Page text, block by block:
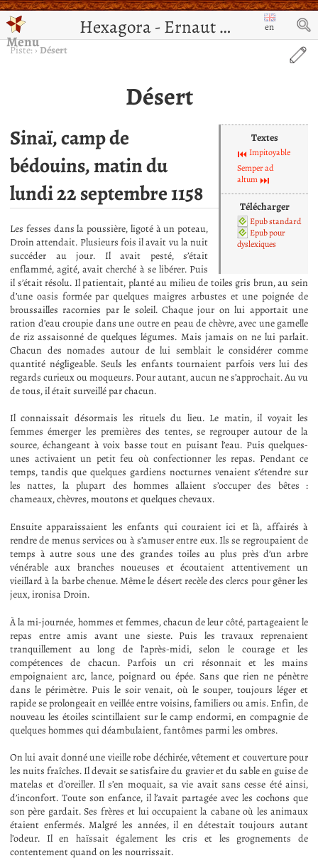
Hexagora - Ernaut de Jérusalem
Menu
en
Piste:›Désert
Désert
Textes
Impitoyable
Semper ad
altum
Télécharger
Epub standard
Epub pour
dyslexiques
Sinaï, camp de
bédouins, matin du
lundi 22 septembre 1158
Les fesses dans la poussière, ligoté à un poteau,
Droin attendait. Plusieurs fois il avait vu la nuit
succéder au jour. Il avait pesté, s’était
enflammé, agité, avait cherché à se libérer. Puis
il s’était résolu. Il patientait, planté au milieu de toiles gris brun, au sein
d’une oasis formée par quelques maigres arbustes et une poignée de
broussailles racornies par le soleil. Chaque jour on lui apportait une
ration d’eau croupie dans une outre en peau de chèvre, avec une gamelle
de riz assaisonné de quelques légumes. Mais jamais on ne lui parlait.
Chacun des nomades autour de lui semblait le considérer comme
quantité négligeable. Seuls les enfants tournaient parfois vers lui des
regards curieux ou moqueurs. Pour autant, aucun ne s’approchait. Au vu
de tous, il était surveillé par chacun.
Il connaissait désormais les rituels du lieu. Le matin, il voyait les
femmes émerger les premières des tentes, se regrouper autour de la
source, échangeant à voix basse tout en puisant l’eau. Puis quelques-
unes activaient un petit feu où confectionner les repas. Pendant ce
temps, tandis que quelques gardiens nocturnes venaient s’étendre sur
les nattes, la plupart des hommes allaient s’occuper des bêtes :
chameaux, chèvres, moutons et quelques chevaux.
Ensuite apparaissaient les enfants qui couraient ici et là, affairés à
rendre de menus services ou à s’amuser entre eux. Ils se regroupaient de
temps à autre sous une des grandes toiles au plus près d’un arbre
vénérable aux branches noueuses et écoutaient attentivement un
vieillard à la barbe chenue. Même le désert recèle des clercs pour gêner les
jeux, ironisa Droin.
À la mi-journée, hommes et femmes, chacun de leur côté, partageaient le
repas entre amis avant une sieste. Puis les travaux reprenaient
tranquillement au long de l’après-midi, selon le courage et les
compétences de chacun. Parfois un cri résonnait et les mains
empoignaient arc, lance, poignard ou épée. Sans que rien ne pénètre
dans le périmètre. Puis le soir venait, où le souper, toujours léger et
rapide se prolongeait en veillée entre voisins, familiers ou amis. Enfin, de
nouveau les étoiles scintillaient sur le camp endormi, en compagnie de
quelques hommes qui déambulaient, fantômes parmi les ombres.
On lui avait donné une vieille robe déchirée, vêtement et couverture pour
les nuits fraîches. Il devait se satisfaire du gravier et du sable en guise de
matelas et d’oreiller. Il s’en moquait, sa vie avait sans cesse été ainsi,
d’inconfort. Toute son enfance, il l’avait partagée avec les cochons que
son père gardait. Ses frères et lui occupaient la cabane où les animaux
étaient enfermés. Malgré les années, il en détestait toujours autant
l’odeur. Il en haïssait également les cris et les grognements de
contentement quand on les nourrissait.